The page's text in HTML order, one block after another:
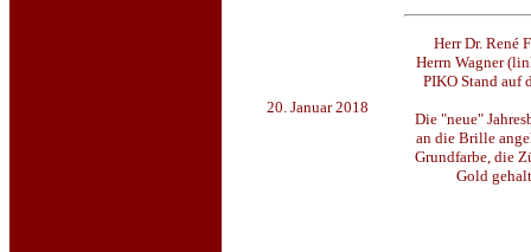
20. Januar 2018
Herr Dr. René
Herrn Wagner
PIKO Stand auf
Die "neue"
an die Brille
Grundfarbe, die
Gold